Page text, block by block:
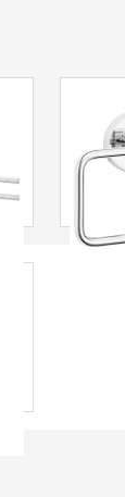
tesa